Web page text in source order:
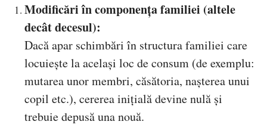
Modificări în componența familiei (altele
decât decesul):
Dacă apar schimbări în structura familiei care
locuiește la același loc de consum (de exemplu:
mutarea unor membri, căsătoria, nașterea unui
copil etc.), cererea inițială devine nulă și
trebuie depusă una nouă.